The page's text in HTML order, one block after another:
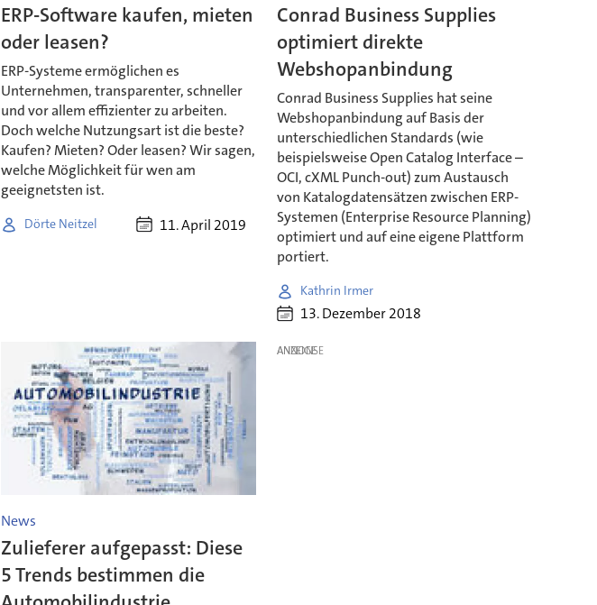
ERP-Software kaufen, mieten
oder leasen?
ERP-Systeme ermöglichen es
Unternehmen, transparenter, schneller
und vor allem effizienter zu arbeiten.
Doch welche Nutzungsart ist die beste?
Kaufen? Mieten? Oder leasen? Wir sagen,
welche Möglichkeit für wen am
geeignetsten ist.
Dörte Neitzel 11. April 2019
Conrad Business Supplies
optimiert direkte
Webshopanbindung
Conrad Business Supplies hat seine
Webshopanbindung auf Basis der
unterschiedlichen Standards (wie
beispielsweise Open Catalog Interface –
OCI, cXML Punch-out) zum Austausch
von Katalogdatensätzen zwischen ERP-
Systemen (Enterprise Resource Planning)
optimiert und auf eine eigene Plattform
portiert.
Kathrin Irmer
13. Dezember 2018
News
Zulieferer aufgepasst: Diese
5 Trends bestimmen die
ANZEIGE